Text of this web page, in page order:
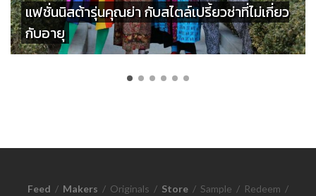
แฟชั่นนิสต้ารุ่นคุณย่า กับสไตล์เปรี้ยวซ่าที่ไม่เกี่ยว
กับอายุ
Feed / Makers / Originals / Store / Sample / Redeem /